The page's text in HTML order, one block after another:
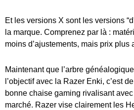
Et les versions X sont les versions
la marque. Comprenez par là :
moins d’ajustements, mais prix plus
Maintenant que l’arbre
l’objectif avec la Razer Enki, c’est
bonne chaise gaming rivalisant
marché. Razer vise clairement les